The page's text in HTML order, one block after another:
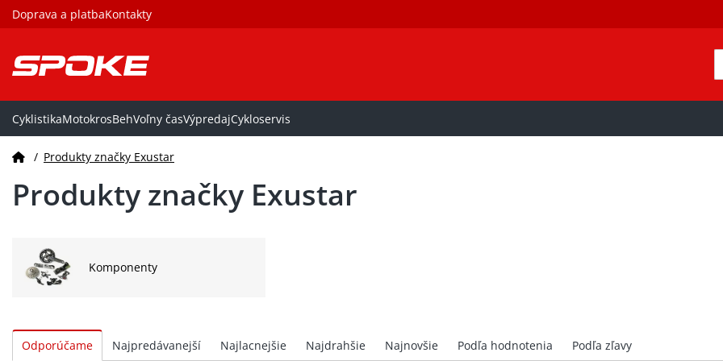
Doprava a platbaKontakty
CyklistikaMotokrosBehVoľny časVýpredajCykloservis
/ Produkty značky Exustar
Produkty značky Exustar
Komponenty